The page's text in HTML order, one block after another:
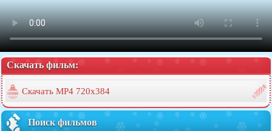
Скачать фильм:
Скачать MP4 720x384
Поиск фильмов